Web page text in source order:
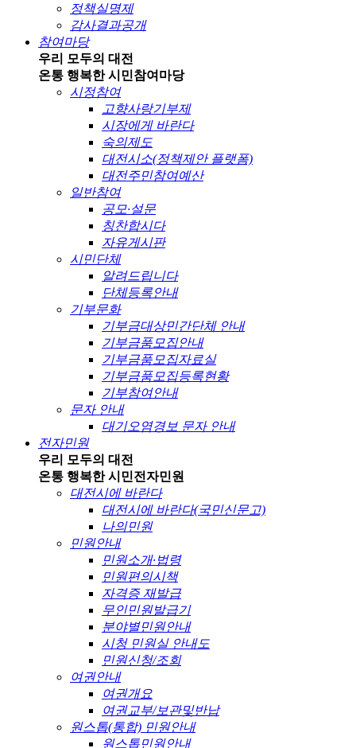
정책실명제
감사결과공개
참여마당
우리 모두의 대전
온통 행복한 시민참여마당
시정참여
고향사랑기부제
시장에게 바란다
숙의제도
대전시소(정책제안 플랫폼)
대전주민참여예산
일반참여
공모·설문
칭찬합시다
자유게시판
시민단체
알려드립니다
단체등록안내
기부문화
기부금대상민간단체 안내
기부금품모집안내
기부금품모집자료실
기부금품모집등록현황
기부참여안내
문자 안내
대기오염경보 문자 안내
전자민원
우리 모두의 대전
온통 행복한 시민전자민원
대전시에 바란다
대전시에 바란다(국민신문고)
나의민원
민원안내
민원소개·법령
민원편의시책
자격증 재발급
무인민원발급기
분야별민원안내
시청 민원실 안내도
민원신청/조회
여권안내
여권개요
여권교부/보관및반납
원스톱(통합) 민원안내
원스톱민원안내